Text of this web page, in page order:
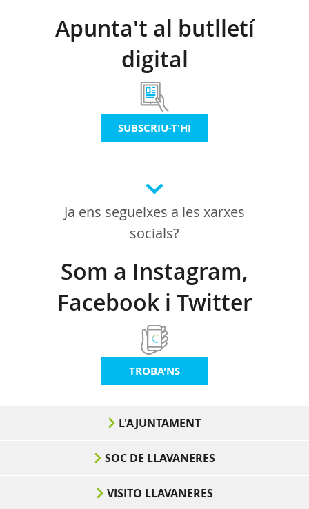
Apunta't al butlletí
digital
SUBSCRIU-T'HI
Ja ens segueixes a les xarxes
socials?
Som a Instagram,
Facebook i Twitter
TROBA'NS
L'AJUNTAMENT
SOC DE LLAVANERES
VISITO LLAVANERES